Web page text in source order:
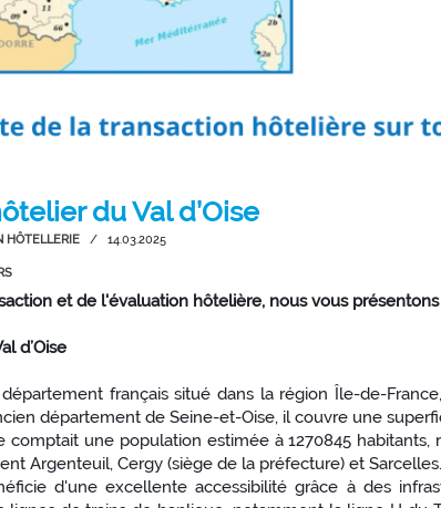
du Val d’Oise
HÔTELLERIE / 14.03.2025
et de l'évaluation hôtelière, nous vous
d’Oise
français situé dans la région Île-de-
département de Seine-et-Oise, il couvre une
comptait une population estimée à 1270845
Argenteuil, Cergy (siège de la préfecture) et Sarcelles.
d'une excellente accessibilité grâce à des